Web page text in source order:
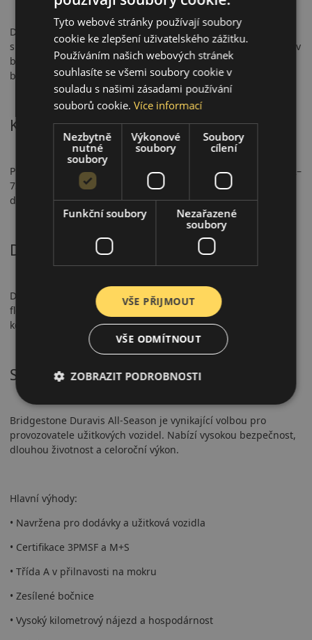
Duravis All-Season má označení 3PMSF a M+S, což potvrzuje
splnění přísných zimních testů. Dosahuje špičkového výkonu v
brzdění na mokru (třída A) a zesílené bočnice z ní činí
bezpečnou volbu i při vysokém zatížení.
Komfort a hlučnost
Pneumatika poskytuje vyváženou jízdu s mírnou hlučností (72–
73 dB). Konstrukce snižuje vibrace, což zlepšuje komfort i na
dlouhých trasách.
Doporučené použití
Doporučená zejména pro dodávky, nákladní vozy a firemní
flotily. Ideální pro městskou přepravu i dálniční doručování,
kde je důležitá spolehlivost a hospodárnost.
Shrnutí
Bridgestone Duravis All-Season je vynikající volbou pro
provozovatele užitkových vozidel. Nabízí vysokou bezpečnost,
dlouhou životnost a celoroční výkon.
Hlavní výhody:
• Navržena pro dodávky a užitková vozidla
• Certifikace 3PMSF a M+S
• Třída A v přilnavosti na mokru
• Zesílené bočnice
• Vysoký kilometrový nájezd a hospodárnost
Tyto webové stránky používají soubory
cookie ke zlepšení uživatelského zážitku.
Používáním našich webových stránek
souhlasíte se všemi soubory cookie v
souladu s našimi zásadami používání
souborů cookie.Více informací
Nezbytně
nutné
soubory
Výkonové
soubory
Soubory
cílení
Funkční soubory
Nezařazené
soubory
VŠE PŘIJMOUT
VŠE ODMÍTNOUT
ZOBRAZIT PODROBNOSTI